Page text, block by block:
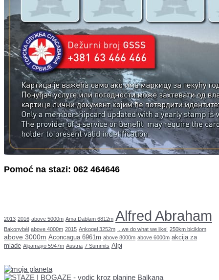
Pomoć na stazi: 062 464646
2013 2016 above 5000m Ama Dablam 6812m Alfred Abraham
Bakonybél above 4000m 2015 Ankogel 3252m ...we do what we like! 250km biciklom
above 3000m Aconcagua 6961m above 8000m above 6000m akcija za
mlade Alpamayo 5947m Austria 7 Summits Alpi